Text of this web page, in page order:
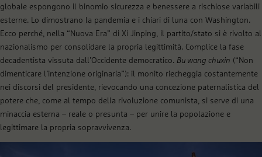
globale espongono il binomio sicurezza e benessere a rischiose variabili
esterne. Lo dimostrano la pandemia e i chiari di luna con Washington.
Ecco perché, nella “Nuova Era” di Xi Jinping, il partito/stato si è rivolto al
nazionalismo per consolidare la propria legittimità. Complice la fase
decadentista vissuta dall’Occidente democratico. Bu wang chuxin (“Non
dimenticare l’intenzione originaria”): il monito riecheggia costantemente
nei discorsi del presidente, rievocando una concezione paternalistica del
potere che, come al tempo della rivoluzione comunista, si serve di una
minaccia esterna – reale o presunta – per unire la popolazione e
legittimare la propria sopravvivenza.